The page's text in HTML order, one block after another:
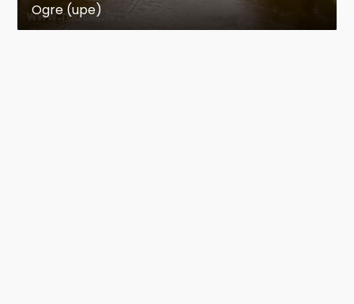
Ogre (upe)